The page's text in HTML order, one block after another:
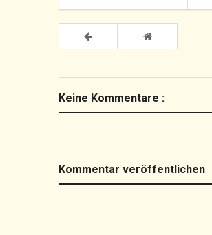
Keine Kommentare :
Kommentar veröffentlichen